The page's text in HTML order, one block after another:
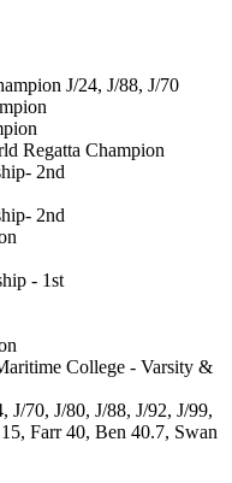
J/24, J/88, J/70
Regatta Champion
2nd
2nd
- 1st
College - Varsity &
J/70, J/80, J/88, J/92, J/99,
Farr 40, Ben 40.7, Swan